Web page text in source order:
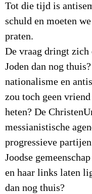
Tot die tijd is
schuld en moeten
praten.
De vraag dringt
Joden dan nog
nationalisme en
zou toch geen
heten? De
messianistische
progressieve
Joodse
en haar links laten
dan nog thuis?